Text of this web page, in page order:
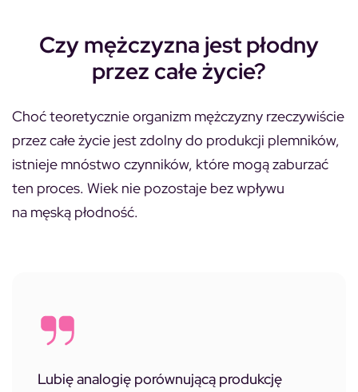
Czy mężczyzna jest płodny
przez całe życie?
Choć teoretycznie organizm mężczyzny rzeczywiście
przez całe życie jest zdolny do produkcji plemników,
istnieje mnóstwo czynników, które mogą zaburzać
ten proces. Wiek nie pozostaje bez wpływu
na męską płodność.
Lubię analogię porównującą produkcję